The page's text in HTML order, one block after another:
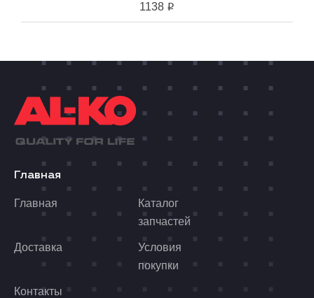
1138 i
Главная
Главная
Каталог
запчастей
Доставка
Условия
покупки
Контакты